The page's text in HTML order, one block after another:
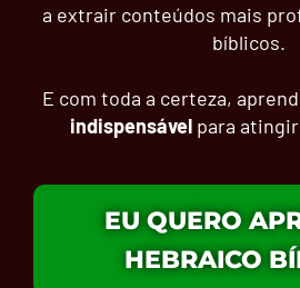
a extrair conteúdos mais
bíblicos.
E com toda a certeza,
indispensávelpara
EU QUERO
HEBRAICO